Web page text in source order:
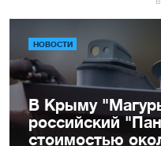
НОВОСТИ
В Крыму
российский
стоимостью